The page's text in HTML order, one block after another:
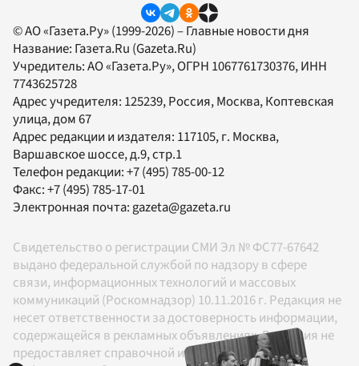
© АО «Газета.Ру» (1999-2026) – Главные новости дня
Название: Газета.Ru (Gazeta.Ru)
Учредитель:АО «Газета.Ру», ОГРН 1067761730376, ИНН
7743625728
Адрес учредителя: 125239, Россия, Москва, Коптевская
улица, дом 67
Адрес редакции и издателя: 117105, г. Москва,
Варшавское шоссе, д.9, стр.1
Телефон редакции:+7 (495) 785-00-12
Факс:+7 (495) 785-17-01
Электронная почта: gazeta@gazeta.ru
Свидетельство о регистрации СМИ Эл № ФС77-67642
выдано федеральной службой по надзору в сфере
связи, информационных технологий и массовых
коммуникаций (Роскомнадзор) 10.11.2016 г. Редакция не
несет ответственности за достоверность информации,
содержащейся в рекламных объявлениях. Редакция не
предоставляет справочной информации.